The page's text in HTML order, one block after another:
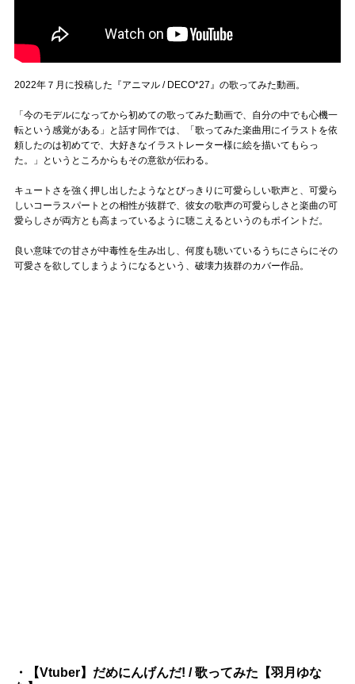
2022年７月に投稿した『アニマル / DECO*27』の歌ってみた動画。
「今のモデルになってから初めての歌ってみた動画で、自分の中でも心機一
転という感覚がある」と話す同作では、「歌ってみた楽曲用にイラストを依
頼したのは初めてで、大好きなイラストレーター様に絵を描いてもらっ
た。」というところからもその意欲が伝わる。
キュートさを強く押し出したようなとびっきりに可愛らしい歌声と、可愛ら
しいコーラスパートとの相性が抜群で、彼女の歌声の可愛らしさと楽曲の可
愛らしさが両方とも高まっているように聴こえるというのもポイントだ。
良い意味での甘さが中毒性を生み出し、何度も聴いているうちにさらにその
可愛さを欲してしまうようになるという、破壊力抜群のカバー作品。
・【Vtuber】だめにんげんだ! / 歌ってみた【羽月ゆな